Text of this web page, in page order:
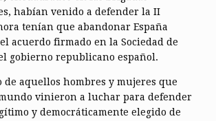
habían venido a defender la II
tenían que abandonar España
acuerdo firmado en la Sociedad de
gobierno republicano español.
de aquellos hombres y mujeres que
vinieron a luchar para defender
y democráticamente elegido de